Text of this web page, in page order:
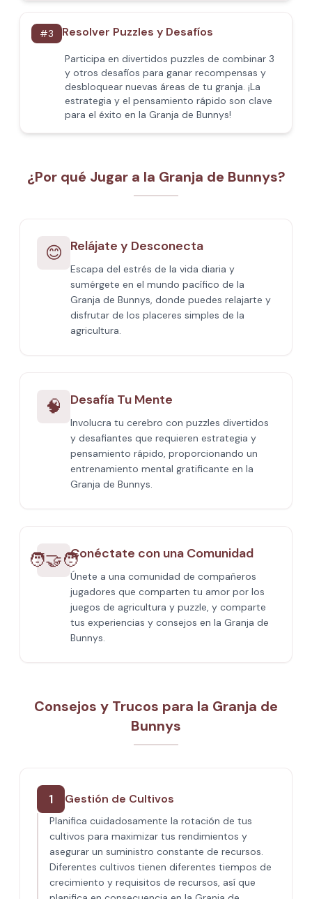
#3 Resolver Puzzles y Desafíos
Participa en divertidos puzzles de combinar 3
y otros desafíos para ganar recompensas y
desbloquear nuevas áreas de tu granja. ¡La
estrategia y el pensamiento rápido son clave
para el éxito en la Granja de Bunnys!
¿Por qué Jugar a la Granja de Bunnys?
😊 Relájate y Desconecta
Escapa del estrés de la vida diaria y
sumérgete en el mundo pacífico de la
Granja de Bunnys, donde puedes relajarte y
disfrutar de los placeres simples de la
agricultura.
🧠 Desafía Tu Mente
Involucra tu cerebro con puzzles divertidos
y desafiantes que requieren estrategia y
pensamiento rápido, proporcionando un
entrenamiento mental gratificante en la
Granja de Bunnys.
🧑‍🤝‍🧑Conéctate con una Comunidad
Únete a una comunidad de compañeros
jugadores que comparten tu amor por los
juegos de agricultura y puzzle, y comparte
tus experiencias y consejos en la Granja de
Bunnys.
Consejos y Trucos para la Granja de
Bunnys
1 Gestión de Cultivos
Planifica cuidadosamente la rotación de tus
cultivos para maximizar tus rendimientos y
asegurar un suministro constante de recursos.
Diferentes cultivos tienen diferentes tiempos de
crecimiento y requisitos de recursos, así que